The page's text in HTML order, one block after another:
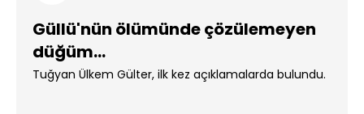
Güllü'nün ölümünde çözülemeyen
düğüm...
Tuğyan Ülkem Gülter, ilk kez açıklamalarda bulundu.